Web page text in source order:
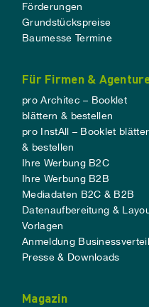
Förderungen
Grundstückspreise
Baumesse Termine
Für Firmen &
pro Architec – Booklet
blättern & bestellen
pro InstAll – Booklet
& bestellen
Ihre Werbung B2C
Ihre Werbung B2B
Mediadaten B2C & B2B
Datenaufbereitung &
Vorlagen
Anmeldung
Presse & Downloads
Magazin